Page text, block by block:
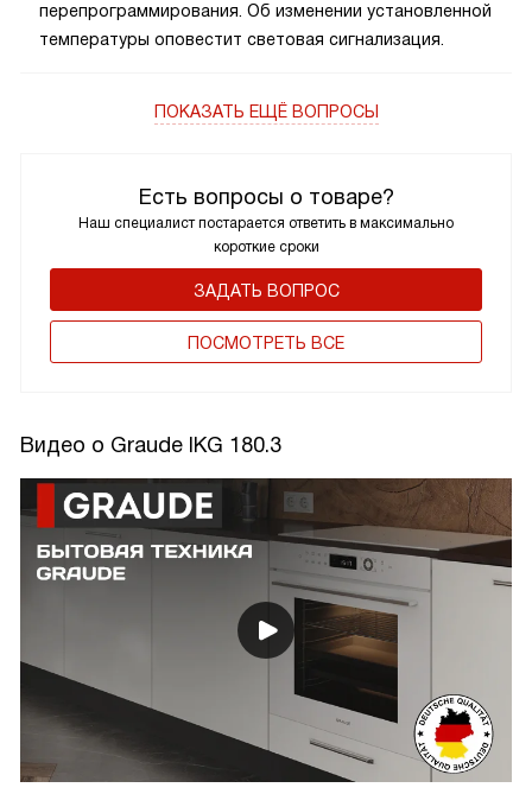
Есть вопросы о товаре?
Наш специалист постарается ответить в максимально
короткие сроки
ЗАДАТЬ ВОПРОС
ПОCМОТРЕТЬ ВСЕ
перепрограммирования. Об изменении установленной
температуры оповестит световая сигнализация.
ПОКАЗАТЬ ЕЩЁ ВОПРОСЫ
Видео о Graude IKG 180.3